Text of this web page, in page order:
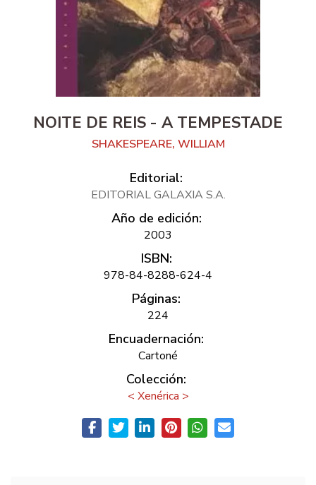
NOITE DE REIS - A TEMPESTADE
SHAKESPEARE, WILLIAM
Editorial:
EDITORIAL GALAXIA S.A.
Año de edición:
2003
ISBN:
978-84-8288-624-4
Páginas:
224
Encuadernación:
Cartoné
Colección:
< Xenérica >